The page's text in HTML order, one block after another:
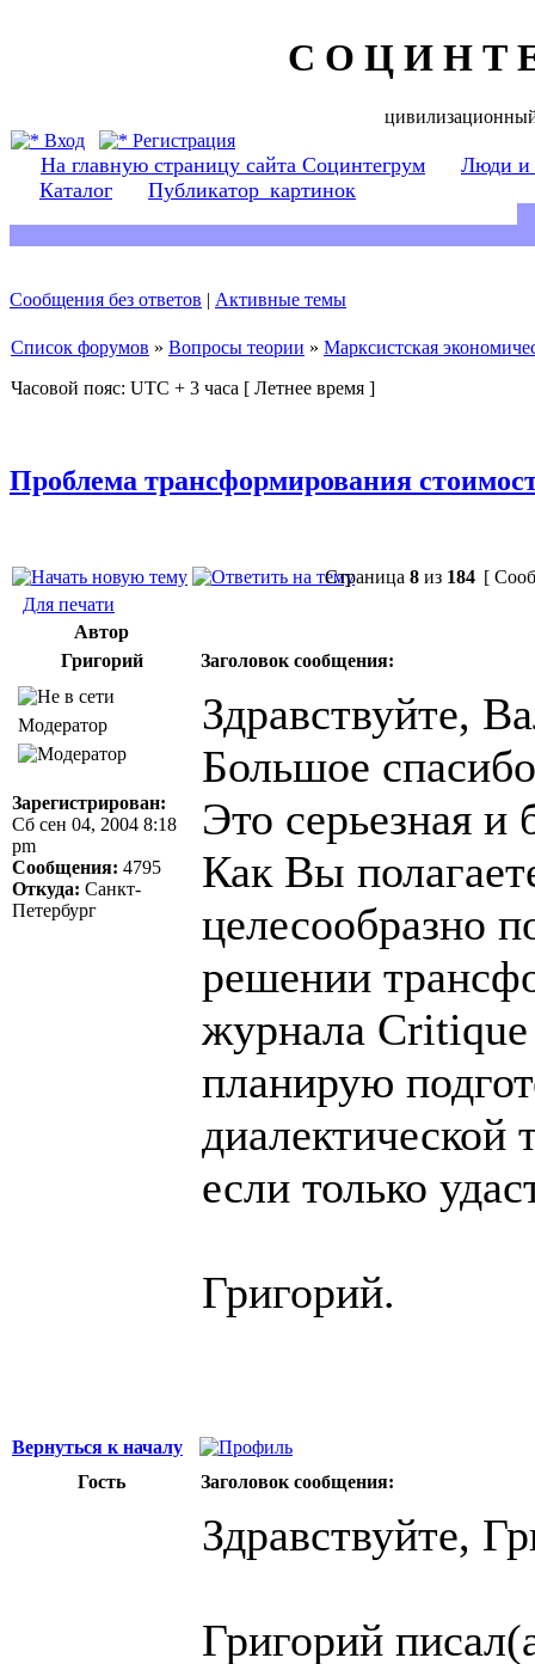
С О Ц И Н Т
Вход
Регистрация
На главную страницу сайта Социнтегрум
Люди и
Каталог
Публикатор_картинок
Сообщения без ответов | Активные темы
Список форумов » Вопросы теории » Марксистская
Часовой пояс: UTC + 3 часа [ Летнее время ]
Проблема трансформирования
Страница 8 из 184 [
Для печати
Автор
Григорий
Заголовок сообщения:
Модератор
Зарегистрирован:
Сб сен 04, 2004 8:18
pm
Сообщения: 4795
Откуда: Санкт-
Петербург
Здравствуйте,
Большое
Это серьезная и
Как Вы
целесообразно
решении
журнала
планирую
диалектической
если только
Григорий.
Вернуться к началу
Гость
Заголовок сообщения:
Здравствуйте,
Григорий